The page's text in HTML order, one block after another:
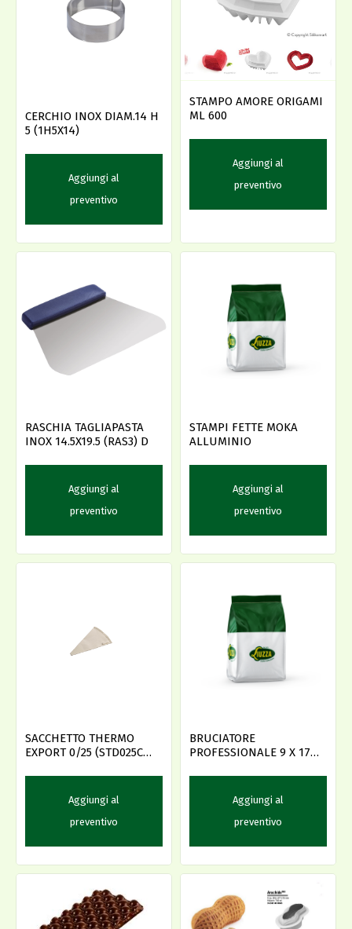
CERCHIO INOX DIAM.14 H
5 (1H5X14)
Aggiungi al
preventivo
STAMPO AMORE ORIGAMI
ML 600
Aggiungi al
preventivo
RASCHIA TAGLIAPASTA
INOX 14.5X19.5 (RAS3) D
Aggiungi al
preventivo
STAMPI FETTE MOKA
ALLUMINIO
Aggiungi al
preventivo
SACCHETTO THERMO
EXPORT 0/25 (STD025CM)
Aggiungi al
preventivo
BRUCIATORE
PROFESSIONALE 9 X 17
Aggiungi al
preventivo